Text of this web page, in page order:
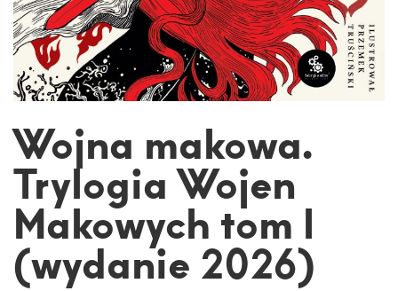
Wojna makowa.
Trylogia Wojen
Makowych tom I
(wydanie 2026)